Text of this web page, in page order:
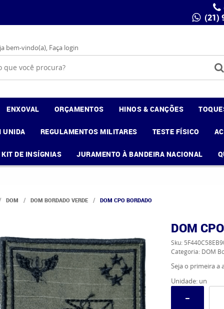
(21)
bem-vindo(a), Faça login
ENXOVAL ORÇAMENTOS HINOS & CANÇÕES
UNIDA REGULAMENTOS MILITARES TESTE FÍSICO
KIT DE INSÍGNIAS JURAMENTO À BANDEIRA NACIONAL
DOM DOM BORDADO VERDE DOM CPO BORDADO
DOM
Sku:
Categoria: DOM
Seja o primeira a
Unidade: un